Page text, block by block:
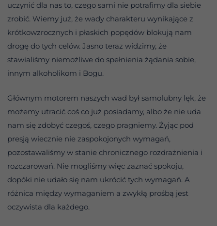
uczynić dla nas to, czego sami nie potrafimy dla siebie
zrobić. Wiemy już, że wady charakteru wynikające z
krótkowzrocznych i płaskich popędów blokują nam
drogę do tych celów. Jasno teraz widzimy, że
stawialiśmy niemożliwe do spełnienia żądania sobie,
innym alkoholikom i Bogu.
Głównym motorem naszych wad był samolubny lęk, że
możemy utracić coś co już posiadamy, albo że nie uda
nam się zdobyć czegoś, czego pragniemy. Żyjąc pod
presją wiecznie nie zaspokojonych wymagań,
pozostawaliśmy w stanie chronicznego rozdrażnienia i
rozczarowań. Nie mogliśmy więc zaznać spokoju,
dopóki nie udało się nam ukrócić tych wymagań. A
różnica między wymaganiem a zwykłą prośbą jest
oczywista dla każdego.